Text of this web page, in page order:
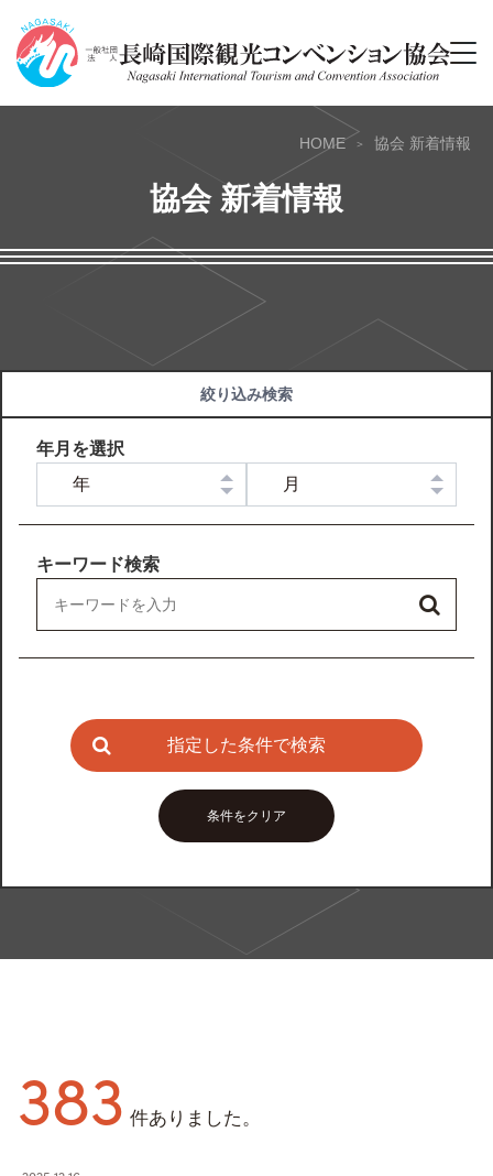
HOME 協会 新着情報
協会 新着情報
絞り込み検索
年月を選択
キーワード検索
指定した条件で検索
条件をクリア
383 件ありました。